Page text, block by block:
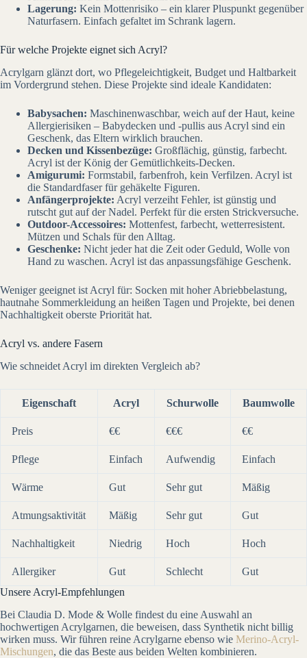
Lagerung: Kein Mottenrisiko – ein klarer Pluspunkt gegenüber
Naturfasern. Einfach gefaltet im Schrank lagern.
Für welche Projekte eignet sich Acryl?
Acrylgarn glänzt dort, wo Pflegeleichtigkeit, Budget und Haltbarkeit
im Vordergrund stehen. Diese Projekte sind ideale Kandidaten:
Babysachen: Maschinenwaschbar, weich auf der Haut, keine
Allergierisiken – Babydecken und -pullis aus Acryl sind ein
Geschenk, das Eltern wirklich brauchen.
Decken und Kissenbezüge: Großflächig, günstig, farbecht.
Acryl ist der König der Gemütlichkeits-Decken.
Amigurumi: Formstabil, farbenfroh, kein Verfilzen. Acryl ist
die Standardfaser für gehäkelte Figuren.
Anfängerprojekte: Acryl verzeiht Fehler, ist günstig und
rutscht gut auf der Nadel. Perfekt für die ersten Strickversuche.
Outdoor-Accessoires: Mottenfest, farbecht, wetterresistent.
Mützen und Schals für den Alltag.
Geschenke: Nicht jeder hat die Zeit oder Geduld, Wolle von
Hand zu waschen. Acryl ist das anpassungsfähige Geschenk.
Weniger geeignet ist Acryl für: Socken mit hoher Abriebbelastung,
hautnahe Sommerkleidung an heißen Tagen und Projekte, bei denen
Nachhaltigkeit oberste Priorität hat.
Acryl vs. andere Fasern
Wie schneidet Acryl im direkten Vergleich ab?
Eigenschaft Acryl Schurwolle Baumwolle
Preis €€ €€€ €€
Pflege Einfach Aufwendig Einfach
Wärme Gut Sehr gut Mäßig
Atmungsaktivität Mäßig Sehr gut Gut
Nachhaltigkeit Niedrig Hoch Hoch
Allergiker Gut Schlecht
Gut
Unsere Acryl-Empfehlungen
Bei Claudia D. Mode & Wolle findest du eine Auswahl an
hochwertigen Acrylgarnen, die beweisen, dass Synthetik nicht billig
wirken muss. Wir führen reine Acrylgarne ebenso wie Merino-Acryl-
Mischungen, die das Beste aus beiden Welten kombinieren.